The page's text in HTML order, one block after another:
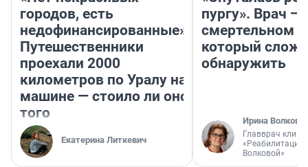
городов, есть
недофинансированные».
Путешественники
проехали 2000
километров по Уралу на
машине — стоило ли оно
того
Екатерина Литкевич
пургу». Врач —
смертельном
который
обнаружить
Ирина Волкова
Главврач
«Реабилитация
Волковой»